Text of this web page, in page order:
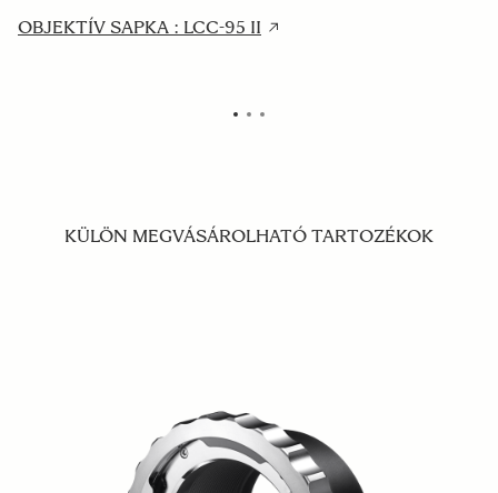
OBJEKTÍV SAPKA : LCC-95 II
KÜLÖN MEGVÁSÁROLHATÓ TARTOZÉKOK